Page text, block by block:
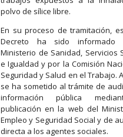
polvo de sílice libre.
En su proceso de tramitación,
Decreto ha sido
Ministerio de Sanidad, Servicios
e Igualdad y por la Comisión
Seguridad y Salud en el Trabajo.
se ha sometido al trámite de
información pública
publicación en la web del
Empleo y Seguridad Social y de
directa a los agentes sociales.